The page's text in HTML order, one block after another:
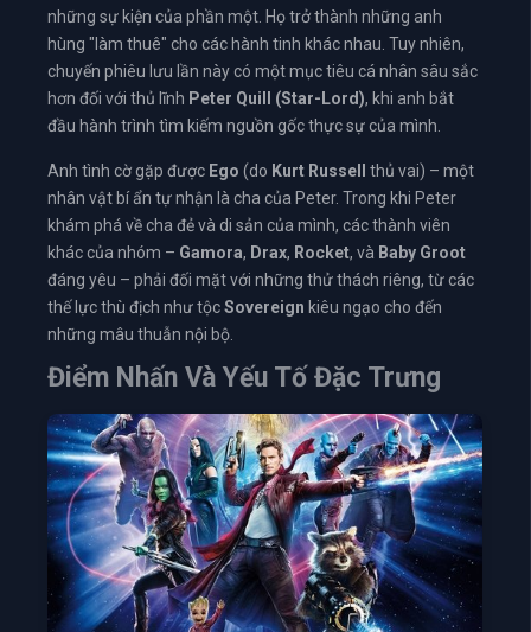
những sự kiện của phần một. Họ trở thành những anh
hùng "làm thuê" cho các hành tinh khác nhau. Tuy nhiên,
chuyến phiêu lưu lần này có một mục tiêu cá nhân sâu sắc
hơn đối với thủ lĩnh Peter Quill (Star-Lord), khi anh bắt
đầu hành trình tìm kiếm nguồn gốc thực sự của mình.
Anh tình cờ gặp được Ego (do Kurt Russell
thủ vai) – một
nhân vật bí ẩn tự nhận là cha của Peter. Trong khi Peter
khám phá về cha đẻ và di sản của mình, các thành viên
khác của nhóm – Gamora, Drax, Rocket, và Baby Groot
đáng yêu – phải đối mặt với những thử thách riêng, từ các
thế lực thù địch như tộcSovereign kiêu ngạo cho đến
những mâu thuẫn nội bộ.
Điểm Nhấn Và Yếu Tố Đặc Trưng